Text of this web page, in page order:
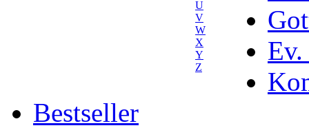
U
V
W
X
Y
Z
Ev.
Bestseller